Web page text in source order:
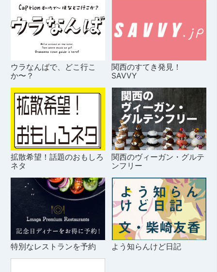
ウラなんばで、どこ行こ
か〜？
関西のすてき発見！
SAVVY
拡散希望！話題のおもしろ
ネタ
関西のヴィーガン・グルテ
ンフリー
特別なレストランを予約 よう知らんけど日記